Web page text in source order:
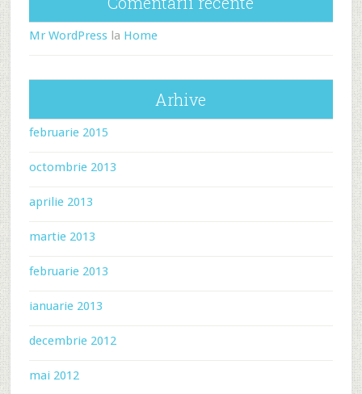
Mr WordPressla Home
Arhive
februarie 2015
octombrie 2013
aprilie 2013
martie 2013
februarie 2013
ianuarie 2013
decembrie 2012
mai 2012